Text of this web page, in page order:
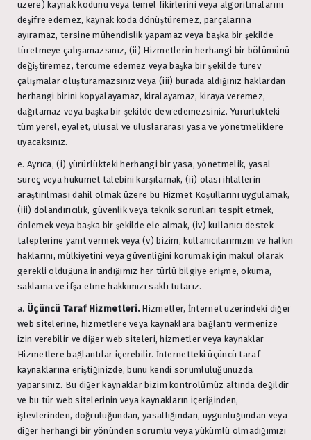
üzere) kaynak kodunu veya temel fikirlerini veya algoritmalarını
deşifre edemez, kaynak koda dönüştüremez, parçalarına
ayıramaz, tersine mühendislik yapamaz veya başka bir şekilde
türetmeye çalışamazsınız, (ii) Hizmetlerin herhangi bir bölümünü
değiştiremez, tercüme edemez veya başka bir şekilde türev
çalışmalar oluşturamazsınız veya (iii) burada aldığınız haklardan
herhangi birini kopyalayamaz, kiralayamaz, kiraya veremez,
dağıtamaz veya başka bir şekilde devredemezsiniz. Yürürlükteki
tüm yerel, eyalet, ulusal ve uluslararası yasa ve yönetmeliklere
uyacaksınız.
e. Ayrıca, (i) yürürlükteki herhangi bir yasa, yönetmelik, yasal
süreç veya hükümet talebini karşılamak, (ii) olası ihlallerin
araştırılması dahil olmak üzere bu Hizmet Koşullarını uygulamak,
(iii) dolandırıcılık, güvenlik veya teknik sorunları tespit etmek,
önlemek veya başka bir şekilde ele almak, (iv) kullanıcı destek
taleplerine yanıt vermek veya (v) bizim, kullanıcılarımızın ve halkın
haklarını, mülkiyetini veya güvenliğini korumak için makul olarak
gerekli olduğuna inandığımız her türlü bilgiye erişme, okuma,
saklama ve ifşa etme hakkımızı saklı tutarız.
a. Üçüncü Taraf Hizmetleri.Hizmetler, İnternet üzerindeki diğer
web sitelerine, hizmetlere veya kaynaklara bağlantı vermenize
izin verebilir ve diğer web siteleri, hizmetler veya kaynaklar
Hizmetlere bağlantılar içerebilir. İnternetteki üçüncü taraf
kaynaklarına eriştiğinizde, bunu kendi sorumluluğunuzda
yaparsınız. Bu diğer kaynaklar bizim kontrolümüz altında değildir
ve bu tür web sitelerinin veya kaynakların içeriğinden,
işlevlerinden, doğruluğundan, yasallığından, uygunluğundan veya
diğer herhangi bir yönünden sorumlu veya yükümlü olmadığımızı